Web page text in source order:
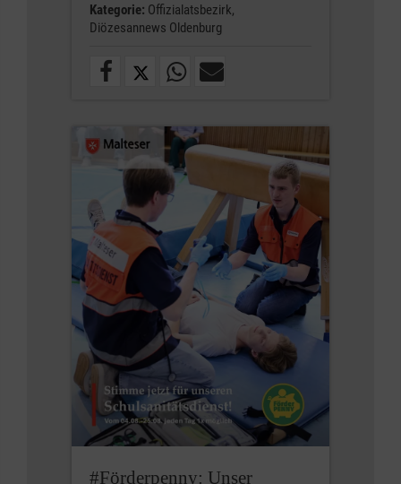
Kategorie: Offizialatsbezirk,
Diözesannews Oldenburg
#Förderpenny: Unser